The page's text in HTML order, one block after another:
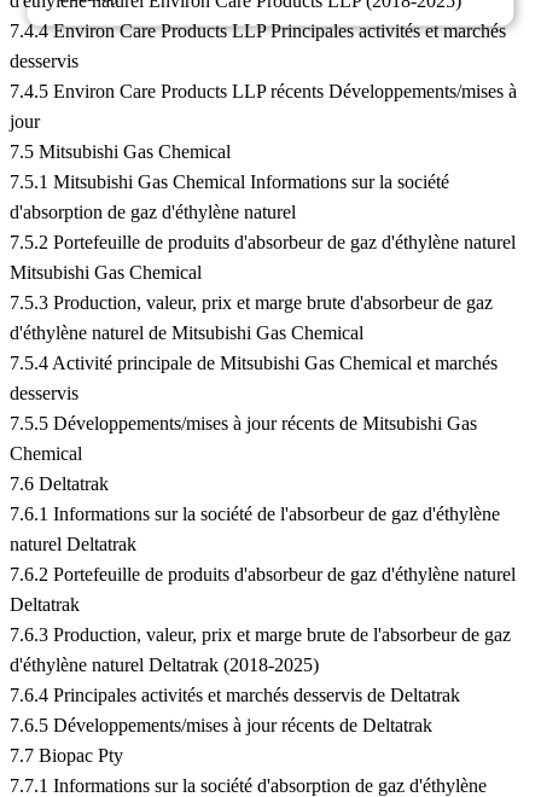
7.4.4 Environ Care Products LLP Principales activités et marchés
desservis
7.4.5 Environ Care Products LLP récents Développements/mises à
jour
7.5 Mitsubishi Gas Chemical
7.5.1 Mitsubishi Gas Chemical Informations sur la société
d'absorption de gaz d'éthylène naturel
7.5.2 Portefeuille de produits d'absorbeur de gaz d'éthylène naturel
Mitsubishi Gas Chemical
7.5.3 Production, valeur, prix et marge brute d'absorbeur de gaz
d'éthylène naturel de Mitsubishi Gas Chemical
7.5.4 Activité principale de Mitsubishi Gas Chemical et marchés
desservis
7.5.5 Développements/mises à jour récents de Mitsubishi Gas
Chemical
7.6 Deltatrak
7.6.1 Informations sur la société de l'absorbeur de gaz d'éthylène
naturel Deltatrak
7.6.2 Portefeuille de produits d'absorbeur de gaz d'éthylène naturel
Deltatrak
7.6.3 Production, valeur, prix et marge brute de l'absorbeur de gaz
d'éthylène naturel Deltatrak (2018-2025)
7.6.4 Principales activités et marchés desservis de Deltatrak
7.6.5 Développements/mises à jour récents de Deltatrak
7.7 Biopac Pty
7.7.1 Informations sur la société d'absorption de gaz d'éthylène